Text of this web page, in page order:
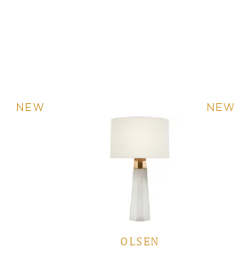
NEW NEW
OLSEN